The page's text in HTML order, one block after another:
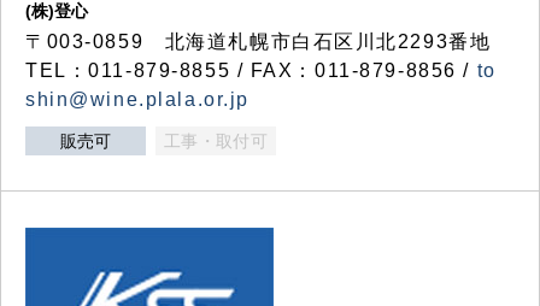
(株)登心
〒003-0859 北海道札幌市白石区川北2293番地
TEL：011-879-8855 / FAX：011-879-8856 / to
shin@wine.plala.or.jp
販売可 工事・取付可